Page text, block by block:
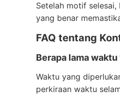
Setelah motif
yang benar
FAQ tentang
Berapa lama
Waktu yang
perkiraan waktu